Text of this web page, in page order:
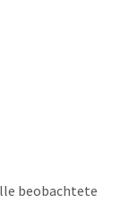
beob­ach­te­te